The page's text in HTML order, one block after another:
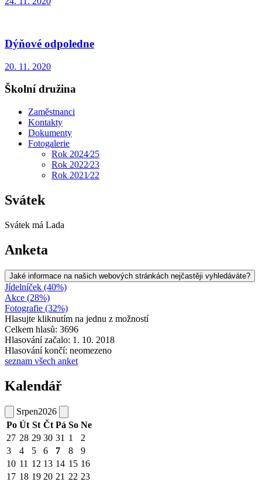
Dýňové odpoledne
20. 11. 2020
Školní družina
Zaměstnanci
Kontakty
Dokumenty
Fotogalerie
Rok 2024⁄25
Rok 2022⁄23
Rok 2021⁄22
Svátek
Svátek má Lada
Anketa
Jaké informace na našich webových stránkách nejčastěji vyhledáváte?
Jídelníček (40%)
Akce (28%)
Fotografie (32%)
Hlasujte kliknutím na jednu z možností
Celkem hlasů: 3696
Hlasování začalo: 1. 10. 2018
Hlasování končí: neomezeno
seznam všech anket
Kalendář
Srpen2026
Po Út St Čt Pá So Ne
27 28 29 30 31 1
2
3
4 5 6 7 8
9
10 11 12 13 14 15 16
17 18 19 20 21 22 23